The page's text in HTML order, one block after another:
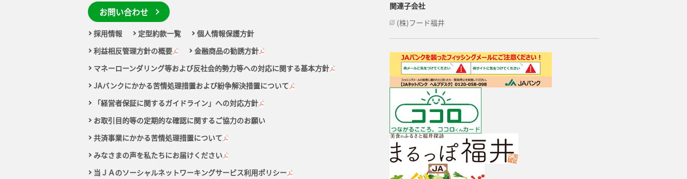
関連子会社
(株)フード福井
お問い合わせ
採用情報 定型約款一覧
個人情報保護方針
利益相反管理方針の概要
金融商品の勧誘方針
マネーローンダリング等および反社会的勢力等への対応に関する基本方針
JAバンクにかかる苦情処理措置および紛争解決措置について
「経営者保証に関するガイドライン」への対応方針
お取引目的等の定期的な確認に関するご協力のお願い
共済事業にかかる苦情処理措置について
みなさまの声を私たちにお届けください
当ＪＡのソーシャルネットワーキングサービス利用ポリシー